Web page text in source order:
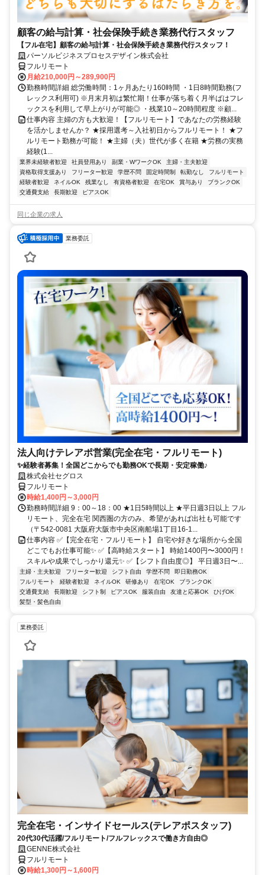
顧客の給与計算・社会保険手続き業務代行スタッフ
【フル在宅】顧客の給与計算・社会保険手続き業務代行スタッフ！
パーソルビジネスプロセスデザイン株式会社
フルリモート
月給210,000円～289,900円
勤務時間詳細 総労働時間：1ヶ月あたり160時間 ・1日8時間勤務(フ
レックス利用可) ※月末月初は繁忙期！仕事が落ち着く月半ばはフレ
ックスを利用して早上がりが可能◎ ・残業10～20時間程度 ※顧...
仕事内容 主婦の方も大歓迎！【フルリモート】であなたの労務経験
を活かしませんか？ ★採用選考～入社初日からフルリモート！ ★フ
ルリモート勤務が可能！ ★主婦（夫）世代が多く在籍 ★労務の実務
経験(1...
業界未経験者歓迎 社員登用あり 副業・WワークOK
主婦・主夫歓迎
資格取得支援あり
フリーター歓迎 学歴不問 固定時間制 転勤なし
フルリモート
経験者歓迎
ネイルOK 残業なし 有資格者歓迎 在宅OK 賞与あり
ブランクOK
交通費支給
長期歓迎 ピアスOK
同じ企業の求人
業務委託
法人向けテレアポ営業(完全在宅・フルリモート)
✨経験者募集！全国どこからでも勤務OKで長期・安定稼働♪
株式会社セグロス
フルリモート
時給1,400円～3,000円
勤務時間詳細 9：00～18：00 ★1日5時間以上 ★平日週3日以上 フル
リモート、完全在宅 関西圏の方のみ、希望があれば出社も可能です
（〒542-0081 大阪府大阪市中央区南船場1丁目16-1...
仕事内容 ✅【完全在宅・フルリモート】 自宅や好きな場所から全国
どこでもお仕事可能✨ ✅【高時給スタート】 時給1400円〜3000円！
スキルや成果でしっかり還元✨ ✅【シフト自由度◎】 平日週3日〜...
主婦・主夫歓迎 フリーター歓迎 シフト自由 学歴不問
即日勤務OK
フルリモート
経験者歓迎 ネイルOK 研修あり 在宅OK
ブランクOK
交通費支給
長期歓迎 シフト制 ピアスOK 服装自由 友達と応募OK
ひげOK
髪型・髪色自由
業務委託
完全在宅・インサイドセールス(テレアポスタッフ)
20代30代活躍/フルリモート/フルフレックスで働き方自由◎
GENNE株式会社
フルリモート
時給1,300円～1,600円